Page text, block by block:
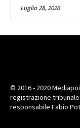
Luglio 28, 2026
© 2016 - 2020
registrazione
responsabile Fabio